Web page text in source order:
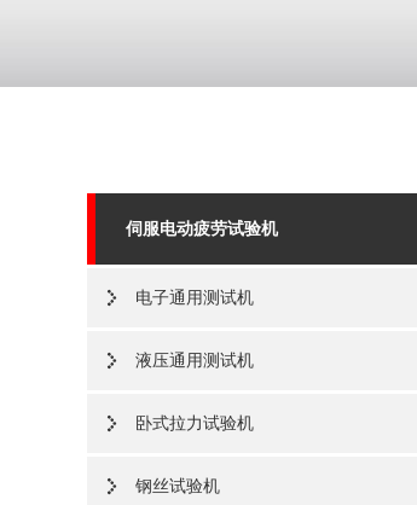
伺服电动疲劳试验机
电子通用测试机
液压通用测试机
卧式拉力试验机
钢丝试验机